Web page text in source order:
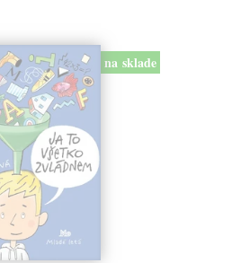
na sklade